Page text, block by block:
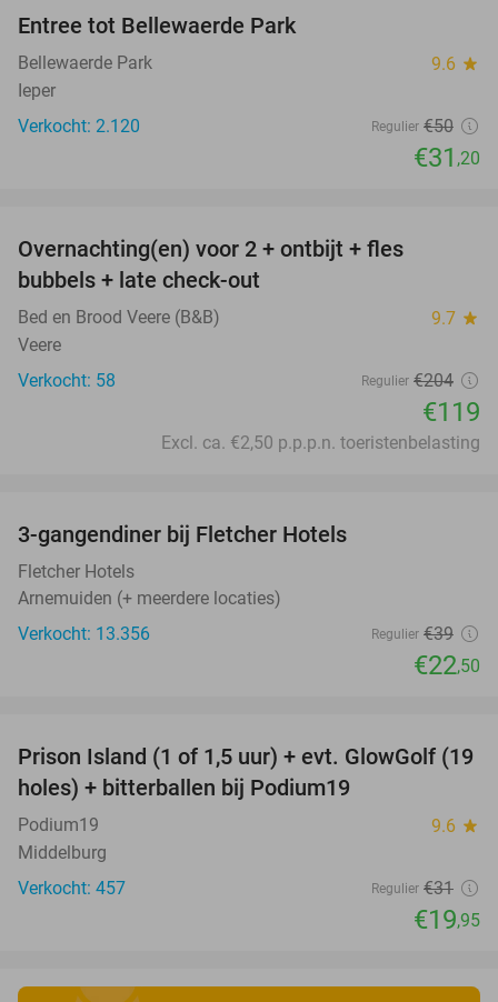
Entree tot Bellewaerde Park
Bellewaerde Park 9.6 star
Ieper
Verkocht: 2.120
Regulier €50
€31 ,20
Overnachting(en) voor 2 + ontbijt + fles
bubbels + late check-out
Bed en Brood Veere (B&B) 9.7 star
Veere
Verkocht: 58
Regulier €204
€119
Excl. ca. €2,50 p.p.p.n. toeristenbelasting
3-gangendiner bij Fletcher Hotels
Fletcher Hotels
Arnemuiden (+ meerdere locaties)
Verkocht: 13.356
Regulier €39
€22,50
36%
Prison Island (1 of 1,5 uur) + evt. GlowGolf (19
holes) + bitterballen bij Podium19
Podium19 9.6 star
Middelburg
Verkocht: 457
Regulier €31
€19,95